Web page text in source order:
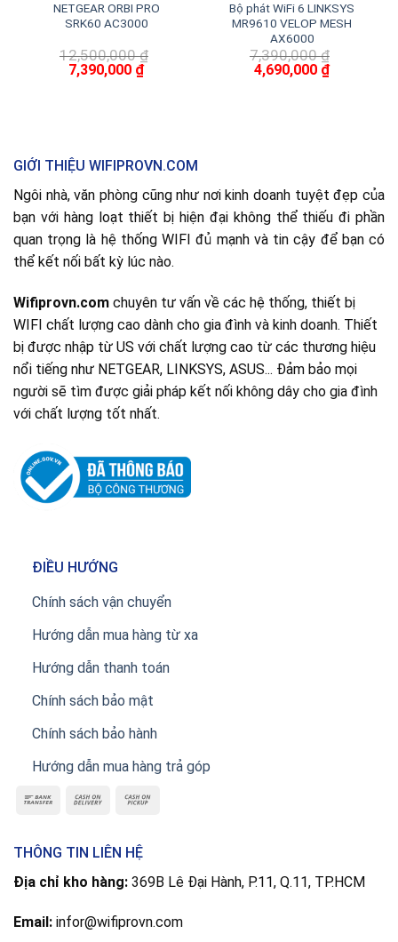
NETGEAR ORBI PRO
SRK60 AC3000
12,500,000₫
Giá
gốc
7,390,000 ₫Giá
Bộ phát WiFi 6 LINKSYS
MR9610 VELOP MESH
AX6000
7,390,000₫
Giá
gốc
4,690,000 ₫Giá
₫.
GIỚI THIỆU WIFIPROVN.COM
Ngôi nhà, văn phòng cũng như nơi kinh doanh tuyệt đẹp của
bạn với hàng loạt thiết bị hiện đại không thể thiếu đi phần
quan trọng là hệ thống WIFI đủ mạnh và tin cậy để bạn có
thể kết nối bất kỳ lúc nào.
Wifiprovn.com chuyên tư vấn về các hệ thống, thiết bị
WIFI chất lượng cao dành cho gia đình và kinh doanh. Thiết
bị được nhập từ US với chất lượng cao từ các thương hiệu
nổi tiếng như NETGEAR, LINKSYS, ASUS... Đảm bảo mọi
người sẽ tìm được giải pháp kết nối không dây cho gia đình
với chất lượng tốt nhất.
ĐIỀU HƯỚNG
Chính sách vận chuyển
Hướng dẫn mua hàng từ xa
Hướng dẫn thanh toán
Chính sách bảo mật
Chính sách bảo hành
Hướng dẫn mua hàng trả góp
THÔNG TIN LIÊN HỆ
Địa chỉ kho hàng: 369B Lê Đại Hành, P.11, Q.11, TP.HCM
Email: infor@wifiprovn.com